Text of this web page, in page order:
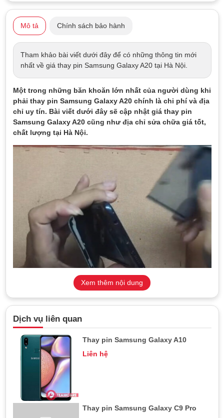
Mô tả Chính sách bảo hành
Tham khảo bài viết dưới đây để có những thông tin mới
nhất về giá thay pin Samsung Galaxy A20 tại Hà Nội.
Một trong những băn khoăn lớn nhất của người dùng khi
phải thay pin Samsung Galaxy A20 chính là chi phí và địa
chỉ uy tín. Bài viết dưới đây sẽ cập nhật giá thay pin
Samsung Galaxy A20 cũng như địa chỉ sửa chữa giá tốt,
chất lượng tại Hà Nội.
TeamCare là địa chỉ thay pin Samsung Galaxy A20 giá hợp
lý, dịch vụ tốt, bảo hành dài hạn
Cập nhật chi phí thay pin Samsung
Galaxy A20 mới nhất
So sánh với giá
Samsung Galaxy A20 cao gấp 2-3 lần, dao động trong khoảng
400.000 đồng đến 900.000 đồng. Trong đó, pin chính hãng và
pin linh kiện loại 1 sẽ có giá thành cao nhất.
Xem thêm nội dung
Dịch vụ liên quan
Thay pin Samsung Galaxy A10
Liên hệ
Thay pin Samsung Galaxy C9 Pro